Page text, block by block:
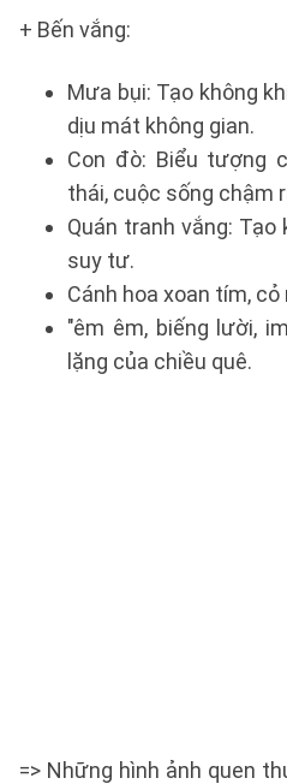
+ Bến vắng:
Mưa bụi: Tạo không
dịu mát không gian.
Con đò: Biểu tượng
thái, cuộc sống chậm
Quán tranh vắng:
suy tư.
Cánh hoa xoan tím, cỏ
"êm êm, biếng lười,
lặng của chiều quê.
=> Những hình ảnh quen